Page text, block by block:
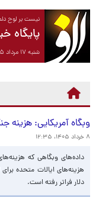
نیست بر لوح
پایگاه
شنبه ۱۷ مرداد ۱۴۰۵ برابر با ۰۸ آگوست ۲۰۲۶
وبگاه آمریکایی: هزینه جنگ علیه ایران
۸ خرداد ۱۴۰۵، ۱۲:۳۵
داده‌های وبگاهی که
دلار فراتر رفته است.